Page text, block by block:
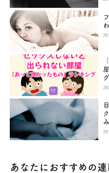
あなたにおすすめの連